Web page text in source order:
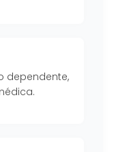
dependente,